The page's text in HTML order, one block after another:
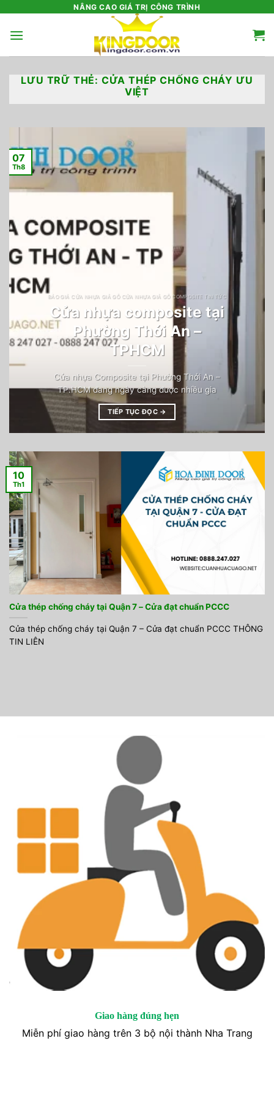
nội
NÂNG CAO GIÁ TRỊ CÔNG TRÌNH
LƯU TRỮ THẺ: CỬA THÉP CHỐNG CHÁY ƯU
VIỆT
BÁO GIÁ CỬA NHỰA GIẢ GỖ CỬA NHỰA GIẢ GỖ COMPOSITE TIN TỨC
Cửa nhựa composite tại
Phường Thới An –
TPHCM
Cửa nhựa Composite tại Phường Thới An –
TP.HCM đang ngày càng được nhiều gia
TIẾP TỤC ĐỌC →
07
Th8
Cửa thép chống cháy tại Quận 7 – Cửa đạt chuẩn PCCC
Cửa thép chống cháy tại Quận 7 – Cửa đạt chuẩn PCCC THÔNG
TIN LIÊN
10
Th1
Giao hàng đúng hẹn
Miễn phí giao hàng trên 3 bộ nội thành Nha Trang